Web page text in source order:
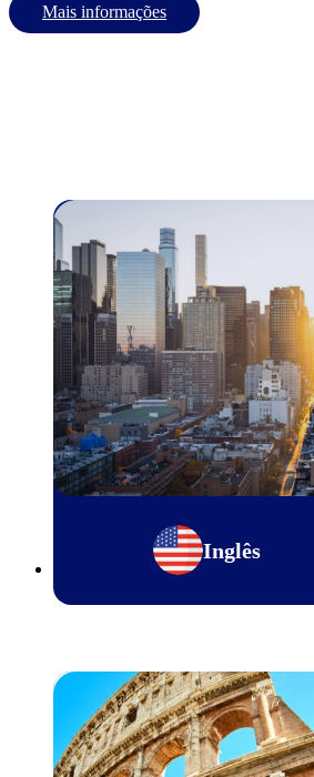
Mais informações
Inglês